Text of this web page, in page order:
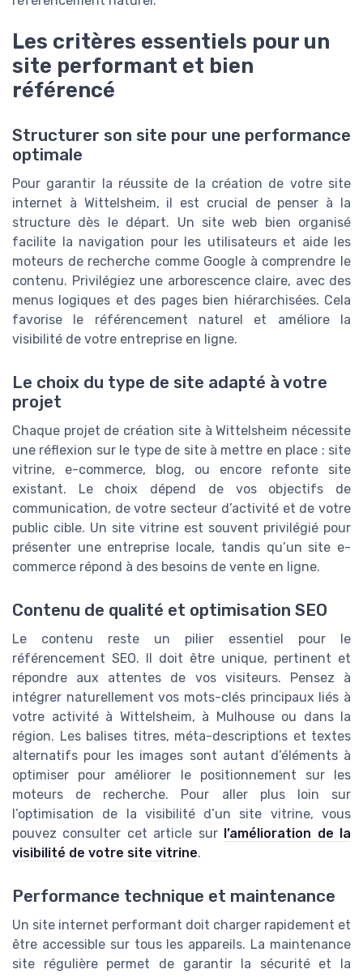
Les critères essentiels pour un
site performant et bien
référencé
Structurer son site pour une performance
optimale
Pour garantir la réussite de la création de votre site
internet à Wittelsheim, il est crucial de penser à la
structure dès le départ. Un site web bien organisé
facilite la navigation pour les utilisateurs et aide les
moteurs de recherche comme Google à comprendre le
contenu. Privilégiez une arborescence claire, avec des
menus logiques et des pages bien hiérarchisées. Cela
favorise le référencement naturel et améliore la
visibilité de votre entreprise en ligne.
Le choix du type de site adapté à votre
projet
Chaque projet de création site à Wittelsheim nécessite
une réflexion sur le type de site à mettre en place : site
vitrine, e-commerce, blog, ou encore refonte site
existant. Le choix dépend de vos objectifs de
communication, de votre secteur d’activité et de votre
public cible. Un site vitrine est souvent privilégié pour
présenter une entreprise locale, tandis qu’un site e-
commerce répond à des besoins de vente en ligne.
Contenu de qualité et optimisation SEO
Le contenu reste un pilier essentiel pour le
référencement SEO. Il doit être unique, pertinent et
répondre aux attentes de vos visiteurs. Pensez à
intégrer naturellement vos mots-clés principaux liés à
votre activité à Wittelsheim, à Mulhouse ou dans la
région. Les balises titres, méta-descriptions et textes
alternatifs pour les images sont autant d’éléments à
optimiser pour améliorer le positionnement sur les
moteurs de recherche. Pour aller plus loin sur
l’optimisation de la visibilité d’un site vitrine, vous
pouvez consulter cet article sur l’amélioration de la
visibilité de votre site vitrine.
Performance technique et maintenance
Un site internet performant doit charger rapidement et
être accessible sur tous les appareils. La maintenance
site régulière permet de garantir la sécurité et la